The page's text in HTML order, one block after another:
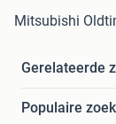
Mitsubishi
Gerelateerde
Populaire